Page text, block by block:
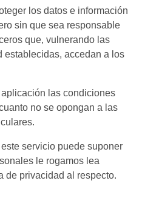
los datos e información
sin que sea responsable
que, vulnerando las
establecidas, accedan a los
las condiciones
no se opongan a las
servicio puede suponer
le rogamos lea
de privacidad al respecto.